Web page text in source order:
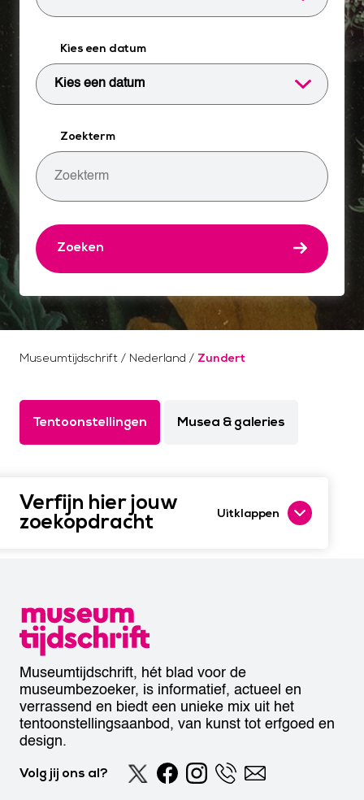
Kies een datum
Zoekterm
Zoeken
Museumtijdschrift / Nederland / Zundert
Tentoonstellingen Musea & galeries
Verfijn hier jouw
zoekopdracht Uitklappen
Museumtijdschrift, hét blad voor de
museumbezoeker, is informatief, actueel en
verrassend en biedt een unieke mix uit het
tentoonstellingsaanbod, van kunst tot erfgoed en
design.
Volg jij ons al?